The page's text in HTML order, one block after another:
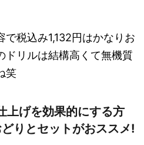
で税込み1,132円はかなりお
ドリルは結構高くて無機質
笑
上げを効果的にする方
りとセットがおススメ!